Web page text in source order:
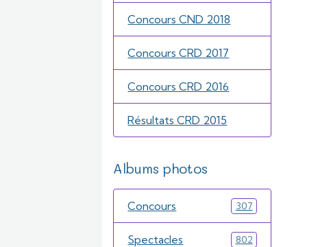
Concours CND 2018
Concours CRD 2017
Concours CRD 2016
Résultats CRD 2015
Albums photos
Concours 307
Spectacles 802